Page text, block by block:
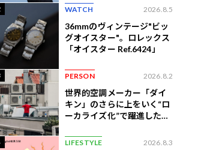
WATCH 2026.8.5
36mmのヴィンテージ"ビッ
グオイスター"。ロレックス
「オイスター Ref.6424」
PERSON 2026.8.2
世界的空調メーカー「ダイ
キン」のさらに上をいく“ロ
ーカライズ化”で躍進したイ
LIFESTYLE 2026.8.3